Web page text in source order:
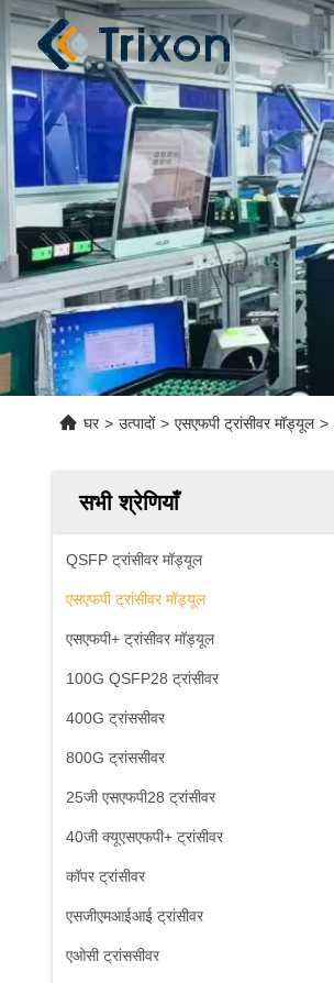
घर > उत्पादों > एसएफपी ट्रांसीवर मॉड्यूल >
सभी श्रेणियाँ
QSFP ट्रांसीवर मॉड्यूल
एसएफपी ट्रांसीवर मॉड्यूल
एसएफपी+ ट्रांसीवर मॉड्यूल
100G QSFP28 ट्रांसीवर
400G ट्रांससीवर
800G ट्रांससीवर
25जी एसएफपी28 ट्रांसीवर
40जी क्यूएसएफपी+ ट्रांसीवर
कॉपर ट्रांसीवर
एसजीएमआईआई ट्रांसीवर
एओसी ट्रांससीवर